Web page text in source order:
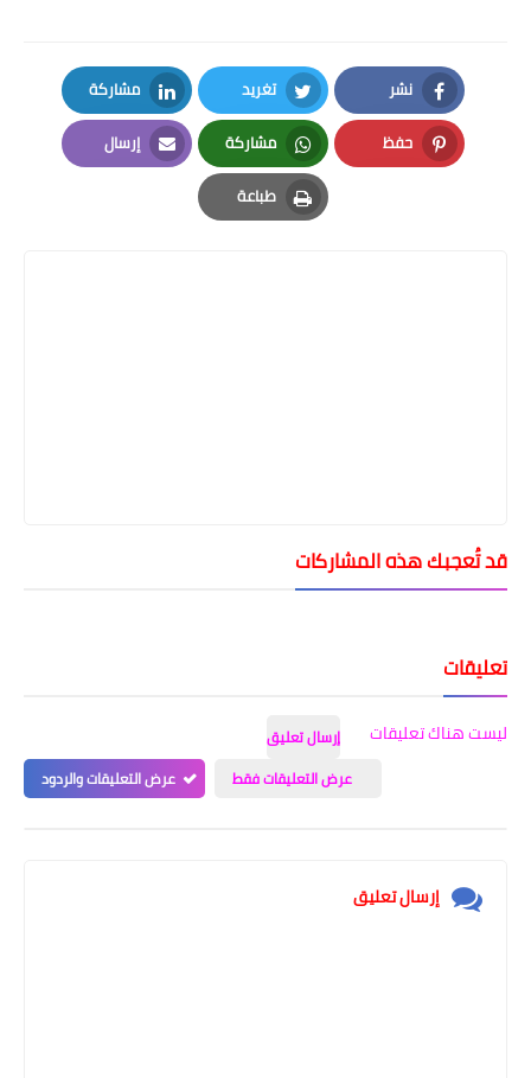
نشر
Facebook
تغريد
Twitter
مشاركة
LinkedIn
حفظ
Pinterest
مشاركة
Whatsapp
إرسال
Email
طباعة
Print
قد تُعجبك هذه المشاركات
تعليقات
ليست هناك تعليقات
إرسال تعليق
عرض التعليقات فقط
عرض التعليقات والردود
إرسال تعليق